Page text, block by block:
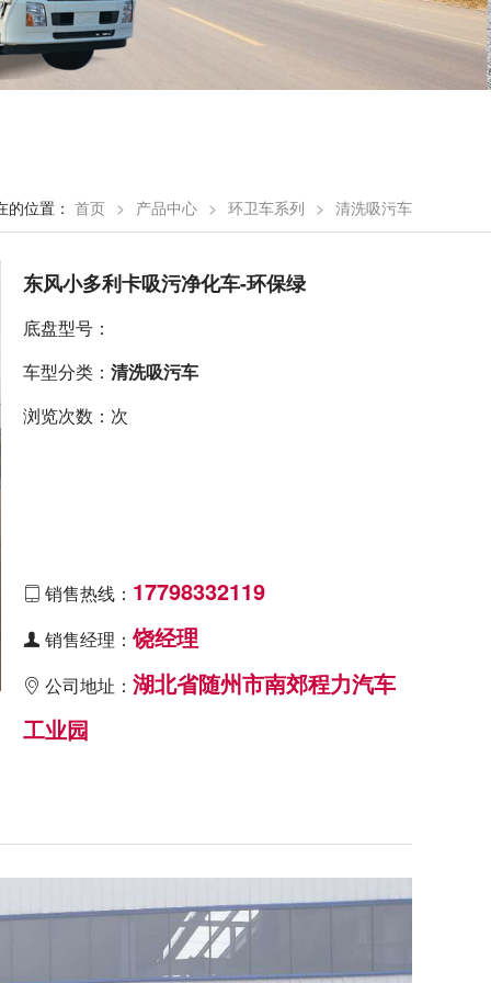
的位置： 首页 > 产品中心 > 环卫车系列 > 清洗吸污车
东风小多利卡吸污净化车-环保绿
底盘型号：
车型分类： 清洗吸污车
浏览次数：次
 销售热线： 17798332119
 销售经理： 饶经理
 公司地址： 湖北省随州市南郊程力汽车
工业园